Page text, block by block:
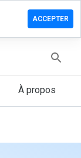
À propos
ACCEPTER